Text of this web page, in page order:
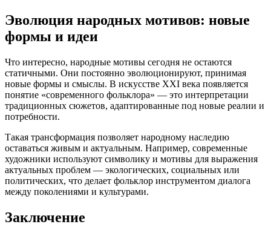
Эволюция народных мотивов: новые
формы и идеи
Что интересно, народные мотивы сегодня не остаются
статичными. Они постоянно эволюционируют, принимая
новые формы и смыслы. В искусстве XXI века появляется
понятие «современного фольклора» — это интерпретации
традиционных сюжетов, адаптированные под новые реалии и
потребности.
Такая трансформация позволяет народному наследию
оставаться живым и актуальным. Например, современные
художники используют символику и мотивы для выражения
актуальных проблем — экологических, социальных или
политических, что делает фольклор инструментом диалога
между поколениями и культурами.
Заключение